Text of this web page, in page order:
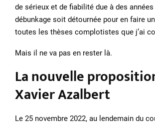
de sérieux et de fiabilité due à des
débunkage soit détournée pour en faire
toutes les thèses complotistes que j’ai
Mais il ne va pas en rester là.
La nouvelle
Xavier Azalbert
Le 25 novembre 2022, au lendemain du